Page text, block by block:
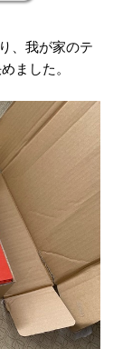
、我が家のテ
ました。